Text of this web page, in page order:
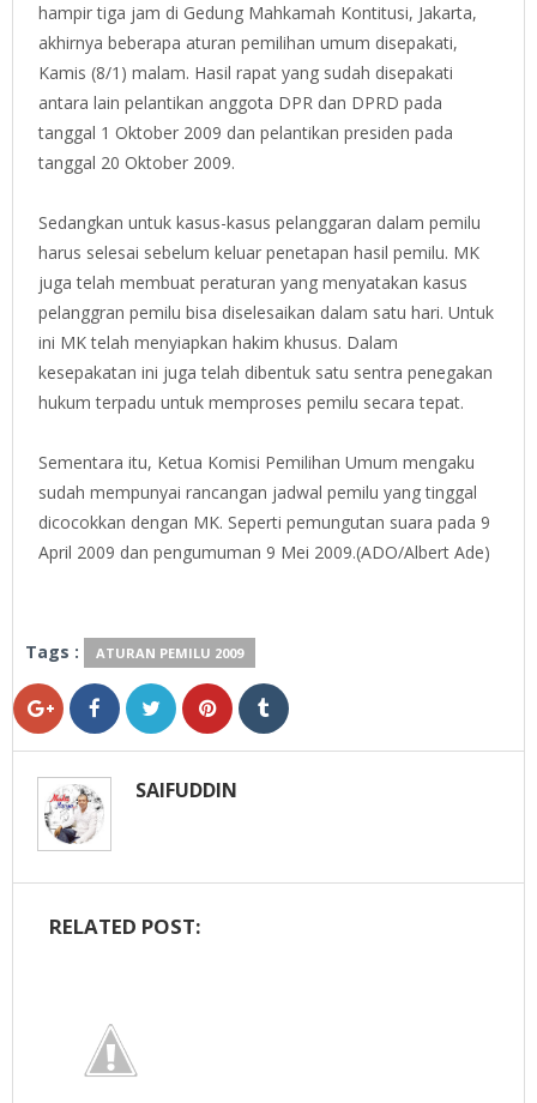
hampir tiga jam di Gedung Mahkamah Kontitusi, Jakarta,
akhirnya beberapa aturan pemilihan umum disepakati,
Kamis (8/1) malam. Hasil rapat yang sudah disepakati
antara lain pelantikan anggota DPR dan DPRD pada
tanggal 1 Oktober 2009 dan pelantikan presiden pada
tanggal 20 Oktober 2009.
Sedangkan untuk kasus-kasus pelanggaran dalam pemilu
harus selesai sebelum keluar penetapan hasil pemilu. MK
juga telah membuat peraturan yang menyatakan kasus
pelanggran pemilu bisa diselesaikan dalam satu hari. Untuk
ini MK telah menyiapkan hakim khusus. Dalam
kesepakatan ini juga telah dibentuk satu sentra penegakan
hukum terpadu untuk memproses pemilu secara tepat.
Sementara itu, Ketua Komisi Pemilihan Umum mengaku
sudah mempunyai rancangan jadwal pemilu yang tinggal
dicocokkan dengan MK. Seperti pemungutan suara pada 9
April 2009 dan pengumuman 9 Mei 2009.(ADO/Albert Ade)
Tags : ATURAN PEMILU 2009
SAIFUDDIN
RELATED POST: